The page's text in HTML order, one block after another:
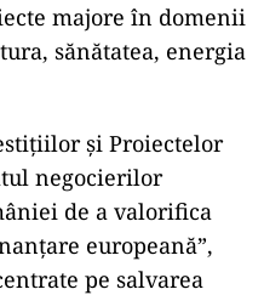
majore în domenii
sănătatea, energia
și Proiectelor
negocierilor
de a valorifica
europeană”,
pe salvarea